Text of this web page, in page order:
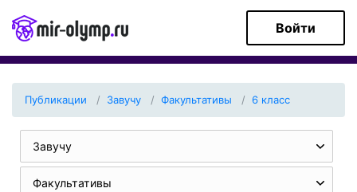
Войти
Публикации Завучу Факультативы 6 класс
Завучу
Факультативы